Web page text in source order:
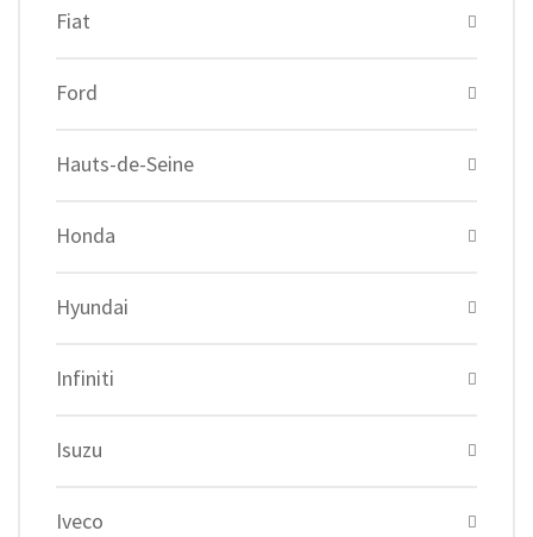
Fiat
Ford
Hauts-de-Seine
Honda
Hyundai
Infiniti
Isuzu
Iveco